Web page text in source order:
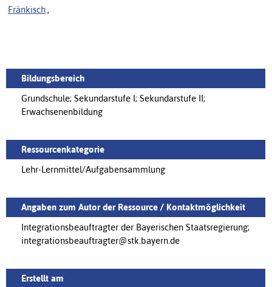
Fränkisch ,
Bildungsbereich
Grundschule; Sekundarstufe I; Sekundarstufe II;
Erwachsenenbildung
Ressourcenkategorie
Lehr-Lernmittel/Aufgabensammlung
Angaben zum Autor der Ressource / Kontaktmöglichkeit
Integrationsbeauftragter der Bayerischen Staatsregierung;
integrationsbeauftragter@stk.bayern.de
Erstellt am